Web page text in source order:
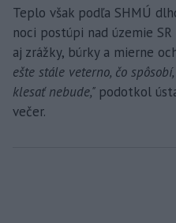
Teplo však podľa SHMÚ
noci postúpi nad územie
aj zrážky, búrky a mierne
ešte stále veterno, čo
klesať nebude," podotkol
večer.